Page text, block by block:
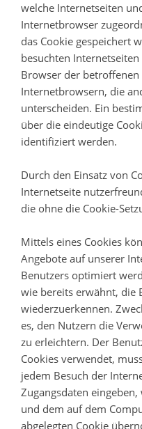
welche Internetseiten
Internetbrowser
das Cookie gespeichert
besuchten
Browser der
Internetbrowsern, die
unterscheiden. Ein
über die eindeutige
identifiziert werden.
Durch den Einsatz von
Internetseite
die ohne die Cookie-
Mittels eines Cookies
Angebote auf unserer
Benutzers optimiert
wie bereits erwähnt, die
wiederzuerkennen.
es, den Nutzern die
zu erleichtern. Der
Cookies verwendet,
jedem Besuch der
Zugangsdaten
und dem auf dem
abgelegten Cookie